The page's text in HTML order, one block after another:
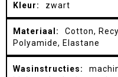
informatiezwart
Cotton,
Polyamide, Elastane